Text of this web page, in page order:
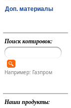
Доп. материалы
Поиск котировок:
Например: Газпром
Наши продукты: